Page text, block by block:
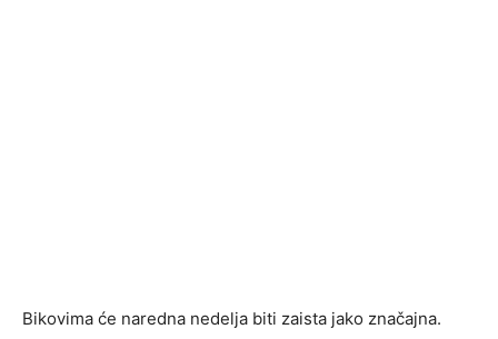
Bikovima će naredna nedelja biti zaista jako značajna.